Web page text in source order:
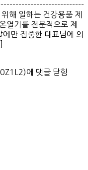
해 일하는 건강용품 제
열기를 전문적으로 제
만 집중한 대표님에 의
에 댓글 닫힘